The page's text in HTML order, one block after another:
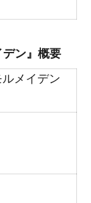
ン』概要
メイデン